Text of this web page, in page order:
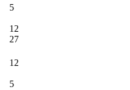
5
12
27
12
5